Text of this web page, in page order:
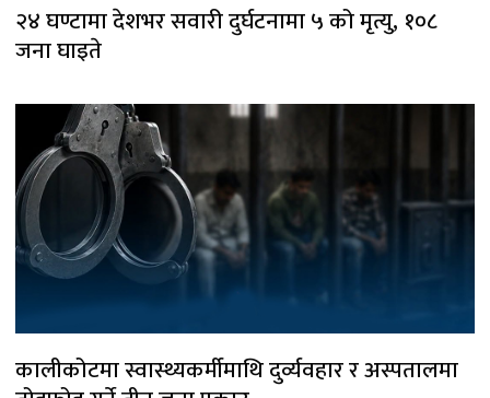
२४ घण्टामा देशभर सवारी दुर्घटनामा ५ को मृत्यु, १०८
जना घाइते
कालीकोटमा स्वास्थ्यकर्मीमाथि दुर्व्यवहार र अस्पतालमा